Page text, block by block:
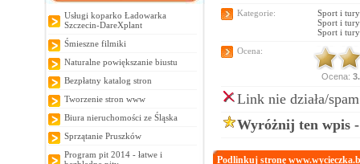
Usługi koparko Ładowarka
Szczecin-DareXplant
Śmieszne filmiki
Naturalne powiększanie biustu
Bezpłatny katalog stron
Tworzenie stron www
Biura nieruchomości ze Śląska
Sprzątanie Pruszków
Program pit 2014 - łatwe i
Kategorie:
Sport i
Sport i
Sport i
Ocena:
Ocena:
Link nie działa/
Wyróżnij ten wpis
Podlinkuj stronę